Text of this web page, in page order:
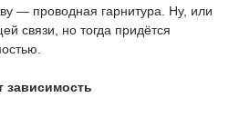
— проводная гарнитура. Ну, или
связи, но тогда придётся